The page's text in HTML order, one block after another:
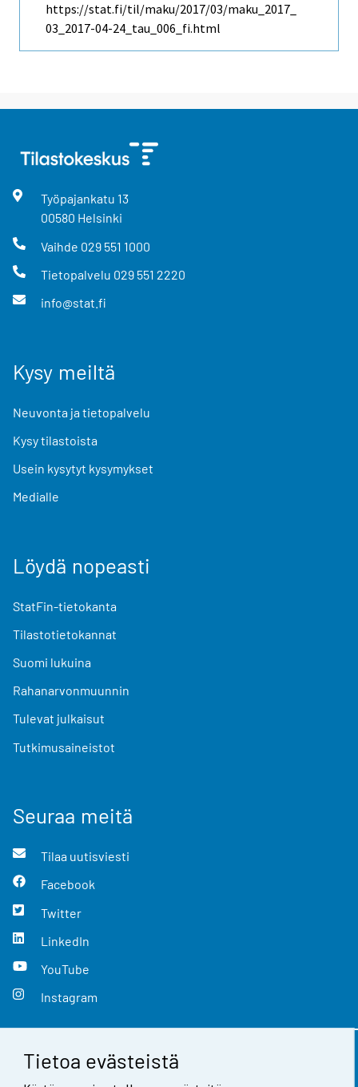
Tietoa evästeistä
https://stat.fi/til/maku/2017/03/maku_2017_
03_2017-04-24_tau_006_fi.html
Työpajankatu 13
00580 Helsinki
Vaihde 029 551 1000
Tietopalvelu 029 551 2220
info@stat.fi
Kysy meiltä
Neuvonta ja tietopalvelu
Kysy tilastoista
Usein kysytyt kysymykset
Medialle
Löydä nopeasti
StatFin-tietokanta
Tilastotietokannat
Suomi lukuina
Rahanarvonmuunnin
Tulevat julkaisut
Tutkimusaineistot
Seuraa meitä
Tilaa uutisviesti
Facebook
Twitter
LinkedIn
YouTube
Instagram
Yhteystiedot